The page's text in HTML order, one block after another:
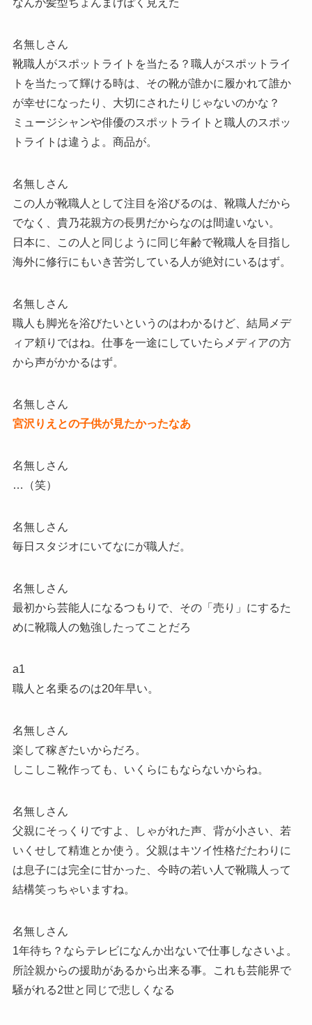
なんか髪型ちょんまげぽく見えた
名無しさん
靴職人がスポットライトを当たる？職人がスポットライ
トを当たって輝ける時は、その靴が誰かに履かれて誰か
が幸せになったり、大切にされたりじゃないのかな？
ミュージシャンや俳優のスポットライトと職人のスポッ
トライトは違うよ。商品が。
名無しさん
この人が靴職人として注目を浴びるのは、靴職人だから
でなく、貴乃花親方の長男だからなのは間違いない。
日本に、この人と同じように同じ年齢で靴職人を目指し
海外に修行にもいき苦労している人が絶対にいるはず。
名無しさん
職人も脚光を浴びたいというのはわかるけど、結局メデ
ィア頼りではね。仕事を一途にしていたらメディアの方
から声がかかるはず。
名無しさん
宮沢りえとの子供が見たかったなあ
名無しさん
…（笑）
名無しさん
毎日スタジオにいてなにが職人だ。
名無しさん
最初から芸能人になるつもりで、その「売り」にするた
めに靴職人の勉強したってことだろ
a1
職人と名乗るのは20年早い。
名無しさん
楽して稼ぎたいからだろ。
しこしこ靴作っても、いくらにもならないからね。
名無しさん
父親にそっくりですよ、しゃがれた声、背が小さい、若
いくせして精進とか使う。父親はキツイ性格だたわりに
は息子には完全に甘かった、今時の若い人で靴職人って
結構笑っちゃいますね。
名無しさん
1年待ち？ならテレビになんか出ないで仕事しなさいよ。
所詮親からの援助があるから出来る事。これも芸能界で
騒がれる2世と同じで悲しくなる